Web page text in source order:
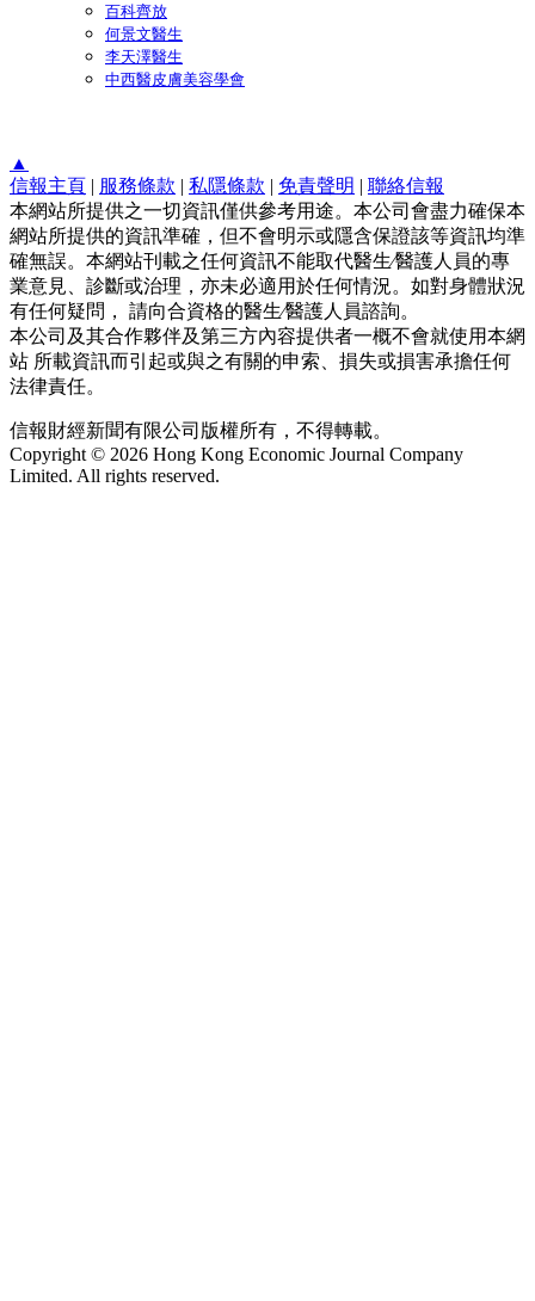
百科齊放
何景文醫生
李天澤醫生
中西醫皮膚美容學會
▲
信報主頁 | 服務條款 | 私隱條款 | 免責聲明 | 聯絡信報
本網站所提供之一切資訊僅供參考用途。本公司會盡力確保本
網站所提供的資訊準確，但不會明示或隱含保證該等資訊均準
確無誤。本網站刊載之任何資訊不能取代醫生∕醫護人員的專
業意見、診斷或治理，亦未必適用於任何情況。如對身體狀況
有任何疑問， 請向合資格的醫生∕醫護人員諮詢。
本公司及其合作夥伴及第三方內容提供者一概不會就使用本網
站 所載資訊而引起或與之有關的申索、損失或損害承擔任何
法律責任。
信報財經新聞有限公司版權所有，不得轉載。
Copyright © 2026 Hong Kong Economic Journal Company
Limited. All rights reserved.